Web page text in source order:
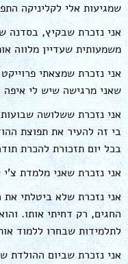
שמגיעות אלי לקליניקה
אני נזכרת שבקיץ, בסדנה
משמעותית שעדיין מלווה
אני נזכרת שמצאתי
שאני מרגישה שיש לי
אני נזכרת ששלושה
בכל יום תזכורת להכרת
אני נזכרת שאני מלמדת צ'י
אני נזכרת שלא ביטלתי
החגים, רק דחיתי אותו.
לתלמידות שבחרו ללמוד
אני נזכרת שביום ההולדת